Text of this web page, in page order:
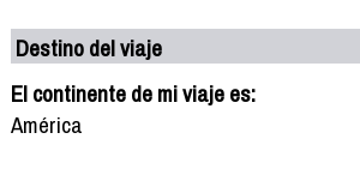
Destino del viaje
El continente de mi viaje es:
América